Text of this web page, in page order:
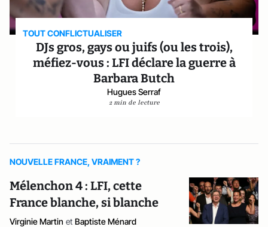
TOUT CONFLICTUALISER
DJs gros, gays ou juifs (ou les trois),
méfiez-vous : LFI déclare la guerre à
Barbara Butch
Hugues Serraf
2 min de lecture
NOUVELLE FRANCE, VRAIMENT ?
Mélenchon 4 : LFI, cette
France blanche, si blanche
Virginie Martin et Baptiste Ménard